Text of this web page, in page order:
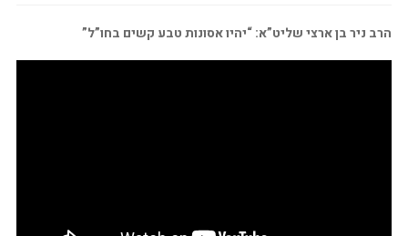
הרב ניר בן ארצי שליט”א: “יהיו אסונות טבע קשים בחו”ל”